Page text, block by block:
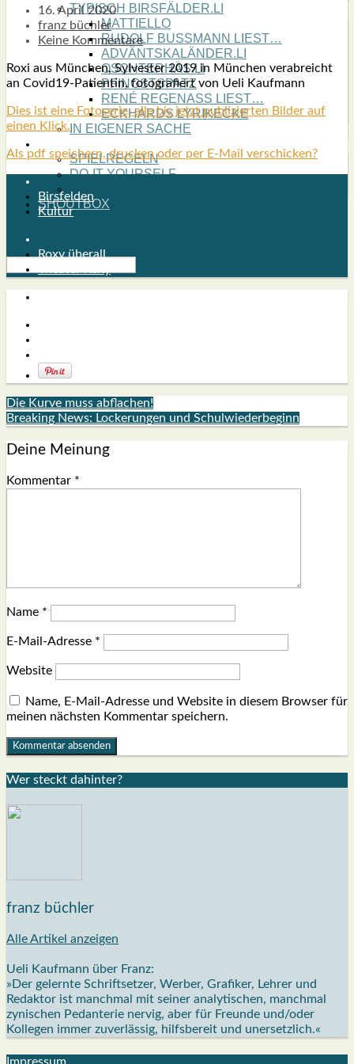
TYPISCH BIRSFÄLDER.LI
MATTIELLO
RUDOLF BUSS­MANN LIEST…
ADVÄNTSKALÄNDER.LI
OSCHTERHÄS.LI
PFINGST­SPATZ
RENÉ REGEN­ASS LIEST…
ECK­HARDS LYRIK­ECKE
IN EIGE­NER SACHE
SPIEL­RE­GELN
DO-IT-YOUR­S­ELF
BIRSFÄLDER.LI-ABO
SHOUT­BOX
16. April 2020
franz büchler
Keine Kommentare
Roxi aus Mün­chen, Syl­ves­ter 2019 in Mün­chen ver­ab­reicht
an Covi­d19-Pati­en­tin, foto­gra­fiert von Ueli Kauf­mann
Dies ist eine Foto­se­rie, alle bis jetzt publi­zier­ten Bil­der auf
einen Klick.
Als pdf speichern, drucken oder per E-Mail verschicken?
Birsfelden
Kultur
Roxy überall
Die Kurve muss abflachen!
Breaking News: Lockerungen und Schulwiederbeginn
Deine Meinung
Kommentar *
Name *
E-Mail-Adresse *
Website
Name, E-Mail-Adresse und Website in diesem Browser für
meinen nächsten Kommentar speichern.
Wer steckt dahin­ter?
franz büchler
Alle Artikel anzeigen
Ueli Kaufmann über Franz:
»Der gelernte Schriftsetzer, Werber, Grafiker, Lehrer und
Redaktor ist manchmal mit seiner analytischen, manchmal
zynischen Pedanterie nervig, aber für Freunde und/oder
Kollegen immer zuverlässig, hilfsbereit und unersetzlich.«
Impres­sum